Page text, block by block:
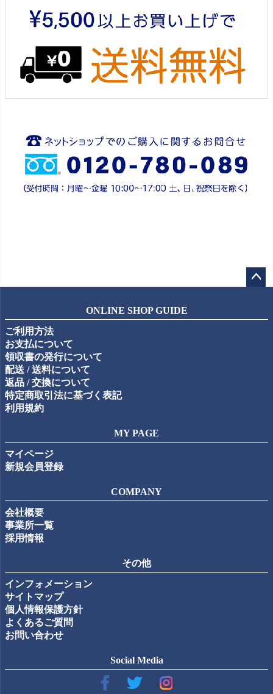
ップ
ONLINE SHOP GUIDE
ご利用方法
お支払について
領収書の発行について
配送 / 送料について
返品 / 交換について
特定商取引法に基づく表記
利用規約
MY PAGE
マイページ
新規会員登録
COMPANY
会社概要
事業所一覧
採用情報
その他
インフォメーション
サイトマップ
個人情報保護方針
よくあるご質問
お問い合わせ
Social Media